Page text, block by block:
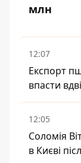
млн
12:07
Експорт
впасти
12:05
Соломія
в Києві